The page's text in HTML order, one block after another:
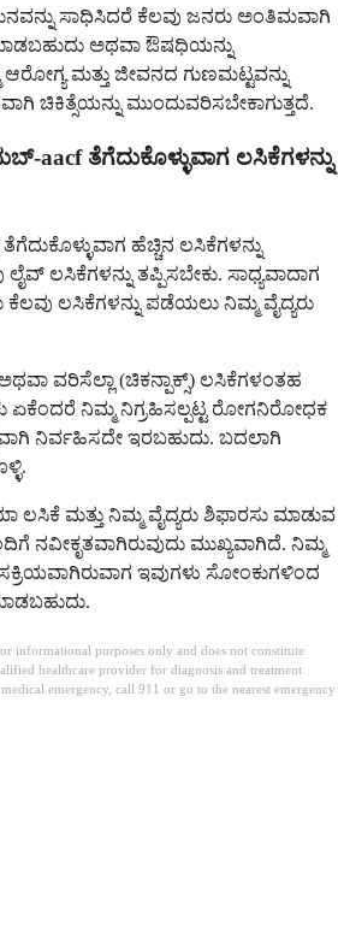
ಸಾಧಿಸಿದರೆ ಕೆಲವು ಜನರು ಅಂತಿಮವಾಗಿ
ಅಥವಾ ಔಷಧಿಯನ್ನು
ಆರೋಗ್ಯ ಮತ್ತು ಜೀವನದ ಗುಣಮಟ್ಟವನ್ನು
ಚಿಕಿತ್ಸೆಯನ್ನು ಮುಂದುವರಿಸಬೇಕಾಗುತ್ತದೆ.
aacf ತೆಗೆದುಕೊಳ್ಳುವಾಗ ಲಸಿಕೆಗಳನ್ನು
ಹೆಚ್ಚಿನ ಲಸಿಕೆಗಳನ್ನು
ಲಸಿಕೆಗಳನ್ನು ತಪ್ಪಿಸಬೇಕು. ಸಾಧ್ಯವಾದಾಗ
ಕೆಲವು ಲಸಿಕೆಗಳನ್ನು ಪಡೆಯಲು ನಿಮ್ಮ ವೈದ್ಯರು
ವರಿಸೆಲ್ಲಾ (ಚಿಕನ್ಪಾಕ್ಸ್) ಲಸಿಕೆಗಳಂತಹ
ಏಕೆಂದರೆ ನಿಮ್ಮ ನಿಗ್ರಹಿಸಲ್ಪಟ್ಟ ರೋಗನಿರೋಧಕ
ನಿರ್ವಹಿಸದೇ ಇರಬಹುದು. ಬದಲಾಗಿ
ಲಸಿಕೆ ಮತ್ತು ನಿಮ್ಮ ವೈದ್ಯರು ಶಿಫಾರಸು ಮಾಡುವ
ನವೀಕೃತವಾಗಿರುವುದು ಮುಖ್ಯವಾಗಿದೆ. ನಿಮ್ಮ
ಇವುಗಳು ಸೋಂಕುಗಳಿಂದ
informational purposes only and does not constitute
healthcare provider for diagnosis and treatment
emergency, call 911 or go to the nearest emergency